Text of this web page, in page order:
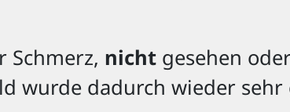
Schmerz, nicht gesehen
wurde dadurch wieder sehr